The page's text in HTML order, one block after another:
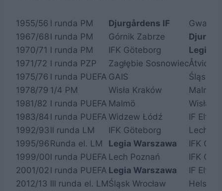
1955/56 I runda PM Djurgårdens IF
1967/68 I runda PM Górnik Zabrze
1970/71 I runda PM IFK Göteborg
Legia
1971/72 I runda PZP Zagłębie Sosnowiec
1975/76 I runda PUEFA GAIS
Śląsk
1978/79 1/4 PM Wisła Kraków
Malmö
1981/82 I runda PUEFA Malmö
Wisła
1983/84 I runda PUEFA Widzew Łódź
IF
1992/93 II runda LM IFK Göteborg
Lech
1995/96 Runda el. LM Legia Warszawa
IFK
1999/00I runda PUEFA Lech Poznań
IFK
2001/02 I runda PUEFA Legia Warszawa
IF
2012/13 III runda el. LMŚląsk Wrocław